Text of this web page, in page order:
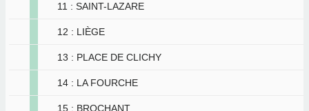
11 : SAINT-LAZARE
12 : LIÈGE
13 : PLACE DE CLICHY
14 : LA FOURCHE
15 : BROCHANT